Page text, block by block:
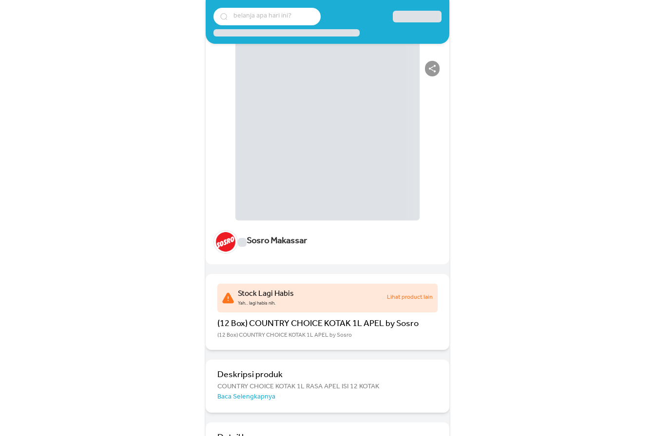
belanja apa hari ini?
Sosro Makassar
Stock Lagi Habis
Yah.. lagi habis nih.
Lihat product lain
(12 Box) COUNTRY CHOICE KOTAK 1L APEL by Sosro
(12 Box) COUNTRY CHOICE KOTAK 1L APEL by Sosro
Deskripsi produk
COUNTRY CHOICE KOTAK 1L RASA APEL ISI 12 KOTAK
Baca Selengkapnya